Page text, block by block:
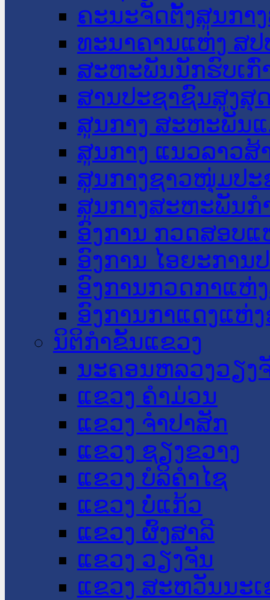
ຄະນະຈັດຕັ້ງສູນກາ
ທະນາຄານແຫ່ງ ສປ
ສະຫະພັນນັກຮົບເກົ່
ສານປະຊາຊົນສູງສຸ
ສູນກາງ ສະຫະພັນ
ສູນກາງ ແນວລາວສ້
ສູນກາງຊາວໜຸ່ມປະ
ສູນກາງສະຫະພັນກ
ອົງການ ກວດສອບແ
ອົງການ ໄອຍະການ
ອົງການກວດກາແຫ່
ອົງການກາແດງແຫ່
ນິຕິກໍາຂັ້ນແຂວງ
ນະ​ຄອນ​ຫລວງວຽງ
ແຂວງ ຄໍາມ່ວນ
ແຂວງ ຈໍາປາສັກ
ແຂວງ ຊຽງຂວາງ
ແຂວງ ບໍລິຄໍາໄຊ
ແຂວງ ບໍ່ແກ້ວ
ແຂວງ ຜົ້ງສາລີ
ແຂວງ ວຽງຈັນ
ແຂວງ ສະຫວັນນະ